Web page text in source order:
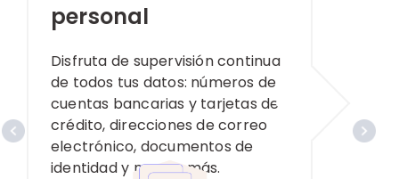
personal
Disfruta de supervisión continua
de todos tus datos: números de
cuentas bancarias y tarjetas de
crédito, direcciones de correo
electrónico, documentos de
identidad y mucho más.